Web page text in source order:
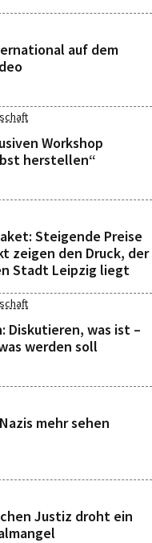
auf dem
Workshop
herstellen“
Steigende Preise
zeigen den Druck, der
Stadt Leipzig liegt
Diskutieren, was ist –
werden soll
mehr sehen
Justiz droht ein